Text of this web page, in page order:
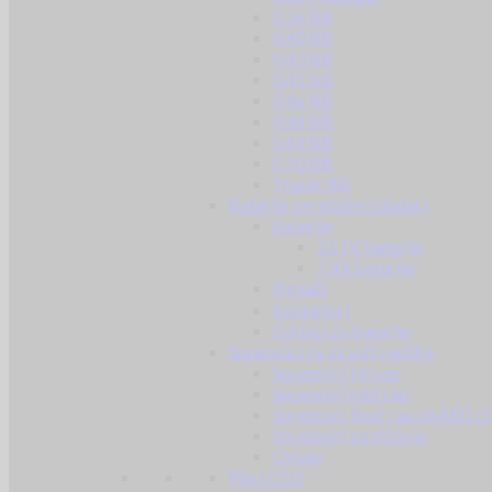
0.36 BB
0.40 BB
0.43 BB
0.45 BB
0.46 BB
0.48 BB
0.49 BB
0.50 BB
Tracer BB
Baterije za replike i dodaci
Baterije
11.1V baterije
7.4V baterije
Punjači
Konektori
Dodaci za baterije
Spremnici za airsoft replike
Spremnici Hi cap
Spremnici mid cap
Spremnici Real cap za AEG i
Spremnici za pištolje
Ostalo
Plin i CO2